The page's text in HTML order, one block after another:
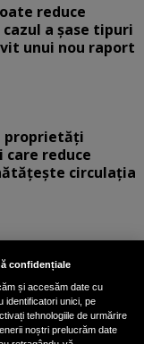
reduce
a șase tipuri
unui nou raport
proprietăți
reduce
circulația
8 ore pe
Mihaill Pautov a
te expui: „Îți faci
confidențiale
și accesăm date cu
identificatori unici, pe
tehnologiile de urmărire
noștri prelucrăm date